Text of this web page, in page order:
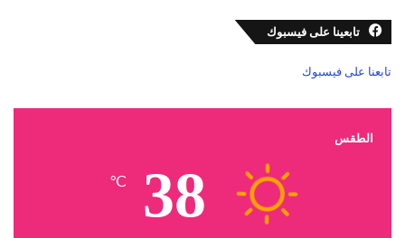
تابعينا على فيسبوك
تابعنا على فيسبوك
الطقس
38
℃